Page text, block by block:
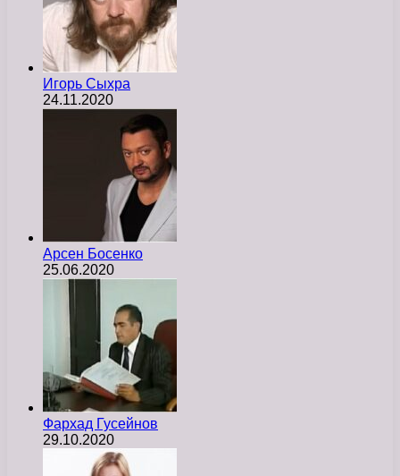
Игорь Сыхра
24.11.2020
Арсен Босенко
25.06.2020
Фархад Гусейнов
29.10.2020